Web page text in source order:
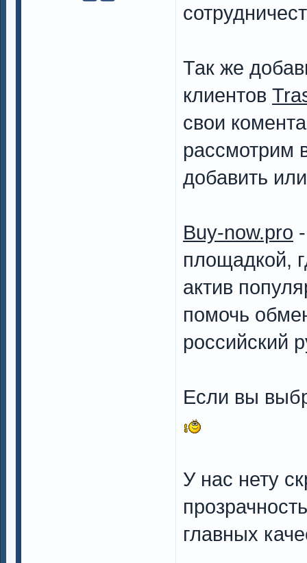
Так же
клиентов
свои
рассмотрим
добавить
Buy-now.pro
площадкой,
актив
помочь
российский
Если вы
У нас нету
главных